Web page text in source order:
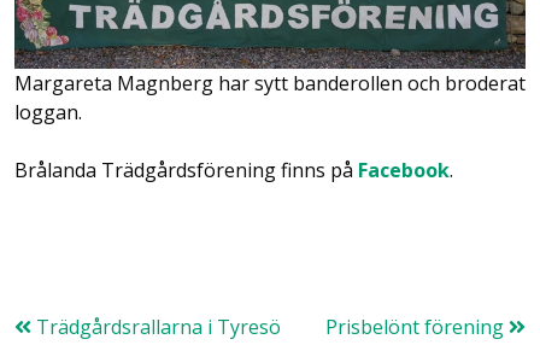
Margareta Magnberg har sytt banderollen och broderat
loggan.
Brålanda Trädgårdsförening finns på Facebook.
Trädgårdsrallarna i Tyresö Prisbelönt förening